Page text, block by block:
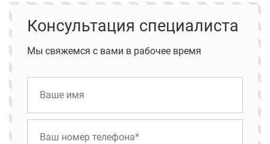
Консультация специалиста
Мы свяжемся с вами в рабочее время